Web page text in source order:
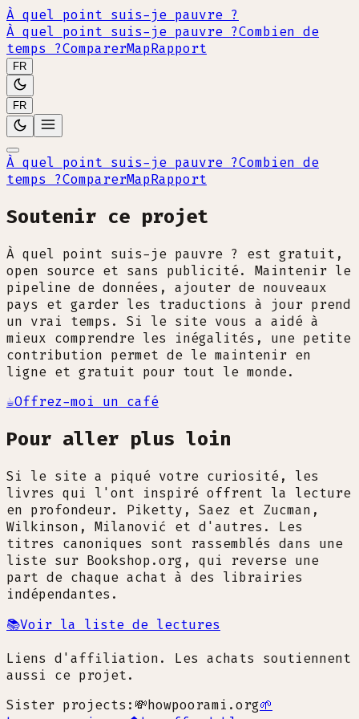
À quel point suis-je pauvre ?
À quel point suis-je pauvre ?Combien de
temps ?ComparerMapRapport
FR
FR
À quel point suis-je pauvre ?Combien de
temps ?ComparerMapRapport
Soutenir ce projet
À quel point suis-je pauvre ? est gratuit,
open source et sans publicité. Maintenir le
pipeline de données, ajouter de nouveaux
pays et garder les traductions à jour prend
un vrai temps. Si le site vous a aidé à
mieux comprendre les inégalités, une petite
contribution permet de le maintenir en
ligne et gratuit pour tout le monde.
☕Offrez-moi un café
Pour aller plus loin
Si le site a piqué votre curiosité, les
livres qui l'ont inspiré offrent la lecture
en profondeur. Piketty, Saez et Zucman,
Wilkinson, Milanović et d'autres. Les
titres canoniques sont rassemblés dans une
liste sur Bookshop.org, qui reverse une
part de chaque achat à des librairies
indépendantes.
📚Voir la liste de lectures
Liens d'affiliation. Les achats soutiennent
aussi ce projet.
Sister projects: 💸howpoorami.org🌱